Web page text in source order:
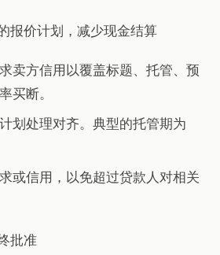
报价计划，减少现金结算
卖方信用以覆盖标题、托管、预
买断。
划处理对齐。典型的托管期为
或信用，以免超过贷款人对相关
批准